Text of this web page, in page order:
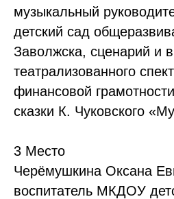
музыкальный
детский сад
Заволжска, сценарий и
театрализованного
финансовой
сказки К. Чуковского
3 Место
Черёмушкина Оксана
воспитатель МКДОУ